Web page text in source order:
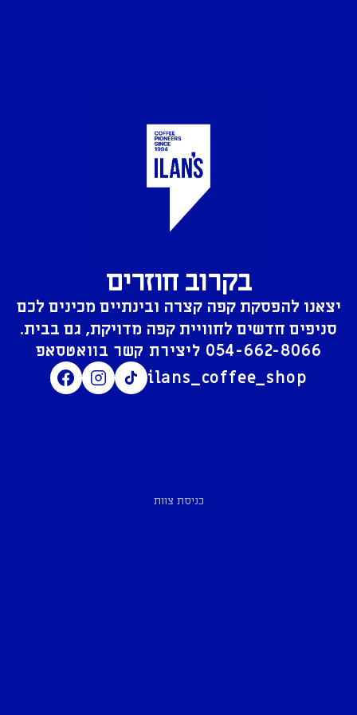
בקרוב חוזרים
יצאנו להפסקת קפה קצרה ובינתיים מכינים לכם
סניפים חדשים לחוויית קפה מדויקת, גם בבית.
054-662-8066
ilans_coffee_shop
כניסת צוות